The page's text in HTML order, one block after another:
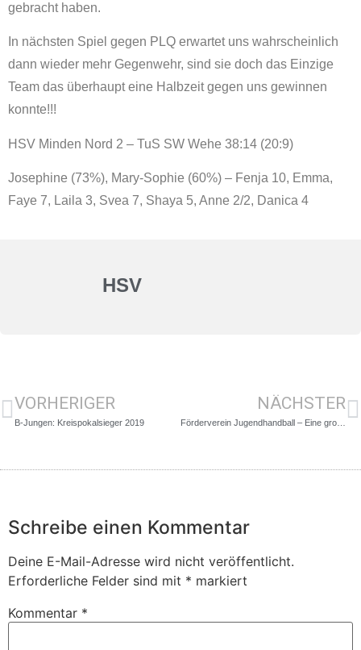
gebracht haben.
In nächsten Spiel gegen PLQ erwartet uns wahrscheinlich
dann wieder mehr Gegenwehr, sind sie doch das Einzige
Team das überhaupt eine Halbzeit gegen uns gewinnen
konnte!!!
HSV Minden Nord 2 – TuS SW Wehe 38:14 (20:9)
Josephine (73%), Mary-Sophie (60%) – Fenja 10, Emma,
Faye 7, Laila 3, Svea 7, Shaya 5, Anne 2/2, Danica 4
HSV
VORHERIGER
B-Jungen: Kreispokalsieger 2019
NÄCHSTER
Förderverein Jugendhandball – Eine große Hilfe im HSV
Schreibe einen Kommentar
Deine E-Mail-Adresse wird nicht veröffentlicht.
Erforderliche Felder sind mit * markiert
Kommentar *